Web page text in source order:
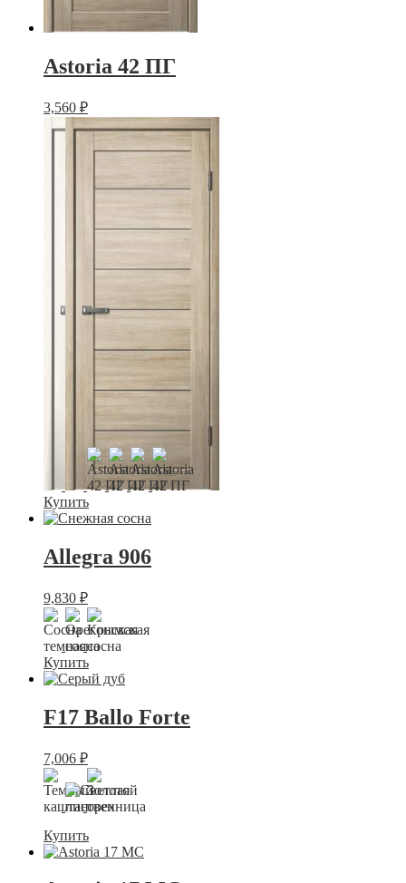
Astoria 42 ПГ
3,560 ₽
Купить
Allegra 906
9,830 ₽
Купить
F17 Ballo Forte
7,006 ₽
Купить